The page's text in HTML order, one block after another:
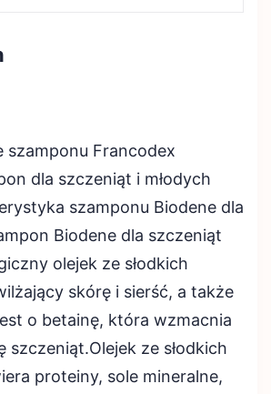
szamponu Francodex
dla szczeniąt i młodych
szamponu Biodene dla
Biodene dla szczeniąt
olejek ze słodkich
skórę i sierść, a także
o betainę, która wzmacnia
szczeniąt.Olejek ze słodkich
proteiny, sole mineralne,